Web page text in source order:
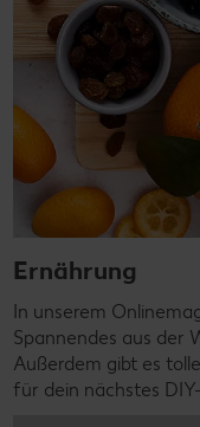
Ernährung
In unserem
Spannendes aus der
Außerdem gibt es
für dein nächstes